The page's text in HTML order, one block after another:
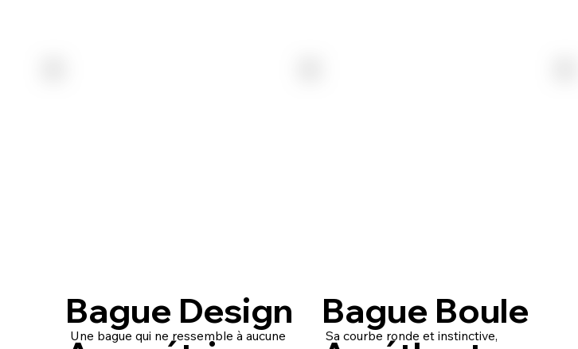
Bague Design
Une bague qui ne ressemble à aucune
Bague Boule
Sa courbe ronde et instinctive,